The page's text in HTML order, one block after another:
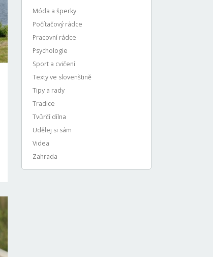
Móda a šperky
Počítačový rádce
Pracovní rádce
Psychologie
Sport a cvičení
Texty ve slovenštině
Tipy a rady
Tradice
Tvůrčí dílna
Udělej si sám
Videa
Zahrada